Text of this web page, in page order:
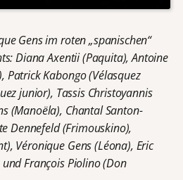
Gens im roten „spanischen“
Diana Axentii (Paquita), Antoine
Patrick Kabongo (Vélasquez
junior), Tassis Christoyannis
(Manoëla), Chantal Santon-
Dennefeld (Frimouskino),
Véronique Gens (Léona), Eric
François Piolino (Don